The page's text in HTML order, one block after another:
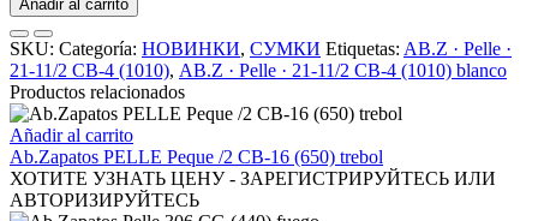
Pelle
·
21-
11/2
СВ-4
(1010)
blanco
cantidad
Añadir al carrito
SKU: Categoría: НОВИНКИ, СУМКИ Etiquetas: AB.Z · Pelle ·
21-11/2 СВ-4 (1010), AB.Z · Pelle · 21-11/2 СВ-4 (1010) blanco
Productos relacionados
Añadir al carrito
Ab.Zapatos PELLE Peque /2 CB-16 (650) trebol
ХОТИТЕ УЗНАТЬ ЦЕНУ - ЗАРЕГИСТРИРУЙТЕСЬ ИЛИ
АВТОРИЗИРУЙТЕСЬ